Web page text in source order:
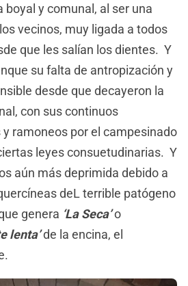
boyal y comunal, al ser una
vecinos, muy ligada a todos
que les salían los dientes. Y
su falta de antropización y
desde que decayeron la
con sus continuos
ramoneos por el campesinado
leyes consuetudinarias. Y
aún más deprimida debido a
deL terrible patógeno
genera ‘La Seca’o
lenta’de la encina, el